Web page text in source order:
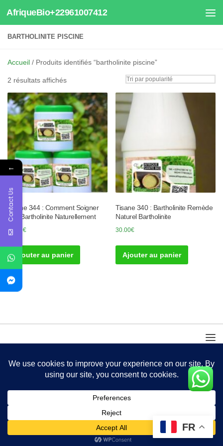
Au dessous du contenu
AfriqueBio+22961007412
BARTHOLINITE PISCINE
Accueil / Produits identifiés “bartholinite piscine”
2 résultats affichésTrié
popularité
Tisane 344 : Comment Soigner
une Bartholinite Naturellement
30.00€
Ajouter au panier
Tisane 340 : Bartholinite Remède
Naturel Bartholinite
30.00€
Ajouter au panier
FR
←
Contact Us